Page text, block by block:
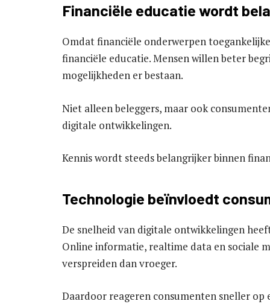
Financiële educatie wordt
Omdat financiële onderwerpen
financiële educatie. Mensen willen beter
mogelijkheden er bestaan.
Niet alleen beleggers, maar ook
digitale ontwikkelingen.
Kennis wordt steeds belangrijker binnen
Technologie beïnvloedt
De snelheid van digitale ontwikkelingen
Online informatie, realtime data en sociale
verspreiden dan vroeger.
Daardoor reageren consumenten sneller